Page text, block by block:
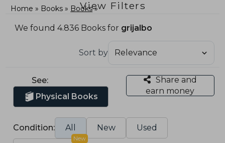
View Filters
Home Books Books
We found 4.836 Books for grijalbo
Sort by
See:
Physical Books
Share and
earn money
Condition: All New Used
New